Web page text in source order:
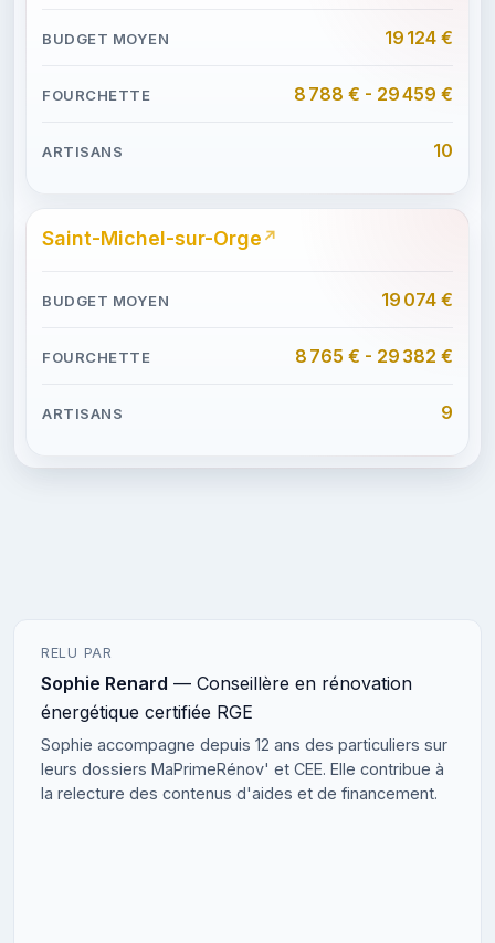
19 124 €
8 788 € - 29 459 €
10
Saint-Michel-sur-Orge
19 074 €
8 765 € - 29 382 €
9
RELU PAR
Sophie Renard — Conseillère en rénovation
énergétique certifiée RGE
Sophie accompagne depuis 12 ans des particuliers sur
leurs dossiers MaPrimeRénov' et CEE. Elle contribue à
la relecture des contenus d'aides et de financement.